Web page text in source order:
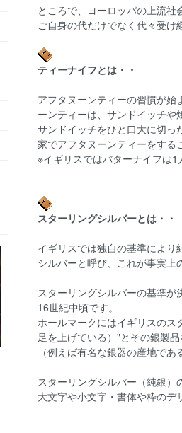
ところで、ヨーロッパの上流社
ご自身の代だけでなく代々受け
ティーナイフとは・・
アフタヌーンティーの習慣が始
ーンティーは、サンドイッチや
サンドイッチをひと口大に切っ
家でアフタヌーンティーをする
※イギリスではバターナイフは1
スターリングシルバーとは・・
イギリスでは独自の基準によ
シルバーと呼び、これが事実上
スターリングシルバーの基準
16世紀中頃です。
ホールマークにはイギリスのス
足を上げている）"とその銀製
（例えば有名な銀器の産地で
スターリングシルバー（純銀）
大文字や小文字・書体や枠のデ